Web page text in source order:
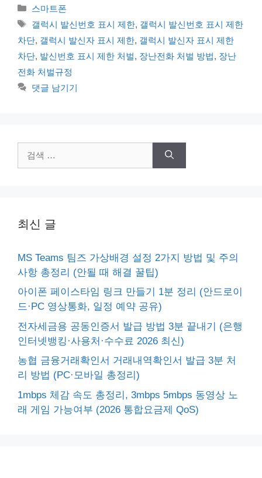
카
테
고
리
스마트폰
태
그
갤럭시 발신번호 표시 제한, 갤럭시 발신번호 표시 제한
차단, 갤럭시 발신자 표시 제한, 갤럭시 발신자 표시 제한
차단, 발신번호 표시 제한 처벌, 장난전화 처벌 방법, 장난
전화 처벌규정
댓글 남기기
색:
최신 글
MS Teams 팀즈 가상배경 설정 2가지 방법 및 주의
사항 총정리 (안될 때 해결 꿀팁)
아이폰 페이스타임 링크 만들기 1분 정리 (안드로이
드·PC 영상통화, 일정 예약 공유)
전자세금용 공동인증서 발급 방법 3분 끝내기 (은행
인터넷뱅킹·사용처·수수료 2026 최신)
농협 금융거래확인서 거래내역확인서 발급 3분 처
리 방법 (PC·모바일 총정리)
1mbps 체감 속도 총정리, 3mbps 5mbps 동영상 노
래 게임 가능여부 (2026 통합요금제 QoS)